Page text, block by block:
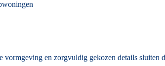
vormgeving en zorgvuldig gekozen details sluiten